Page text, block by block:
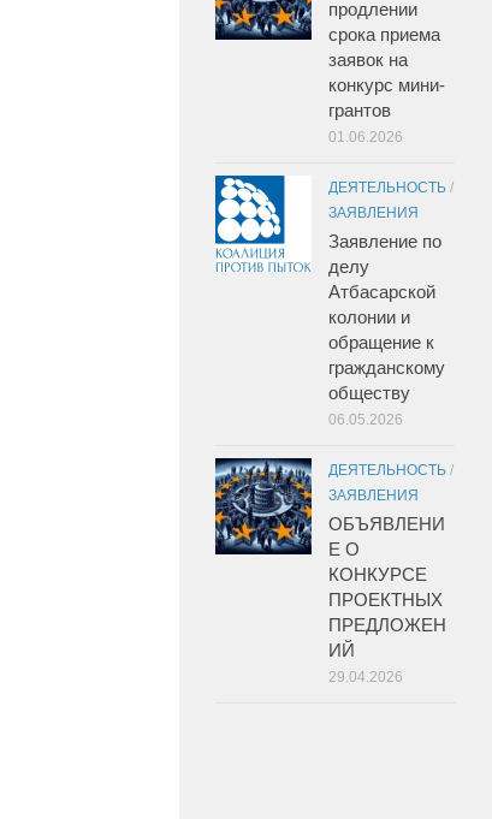
продлении
срока приема
заявок на
конкурс мини-
грантов
01.06.2026
ДЕЯТЕЛЬНОСТЬ /
ЗАЯВЛЕНИЯ
Заявление по
делу
Атбасарской
колонии и
обращение к
гражданскому
обществу
06.05.2026
ДЕЯТЕЛЬНОСТЬ /
ЗАЯВЛЕНИЯ
ОБЪЯВЛЕНИ
Е О
КОНКУРСЕ
ПРОЕКТНЫХ
ПРЕДЛОЖЕН
ИЙ
29.04.2026